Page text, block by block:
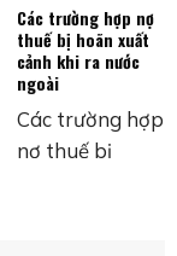
Các trường hợp nợ
thuế bị hoãn xuất
cảnh khi ra nước
ngoài
Các trường hợp
nợ thuế bị